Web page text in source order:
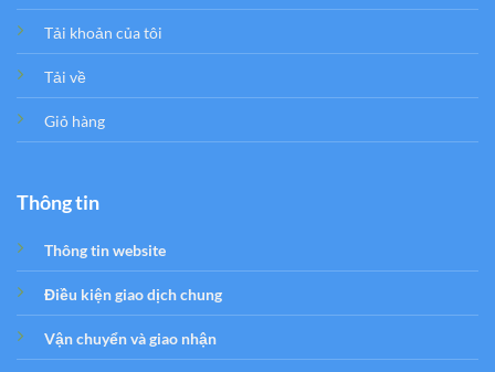
Tải khoản của tôi
Tải về
Giỏ hàng
Thông tin
Thông tin website
Điều kiện giao dịch chung
Vận chuyển và giao nhận